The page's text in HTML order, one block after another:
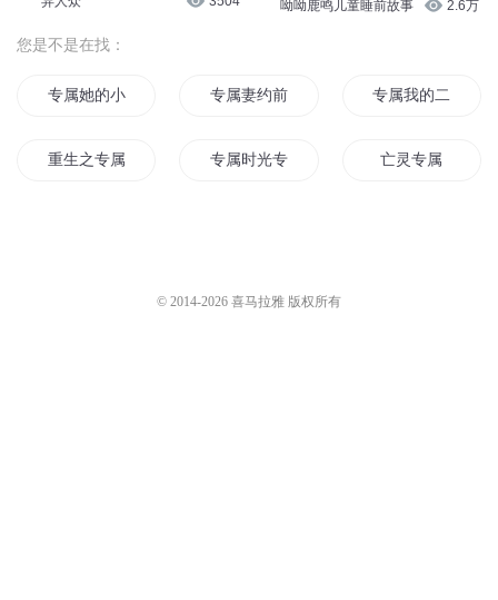
呦呦鹿鸣儿童睡前故事 2.6万
您是不是在找：
专属她的小星星 专属妻约前夫笑一个 专属我的二分之
重生之专属影帝 专属时光专属的你 亡灵专属
© 2014-2026 喜马拉雅 版权所有